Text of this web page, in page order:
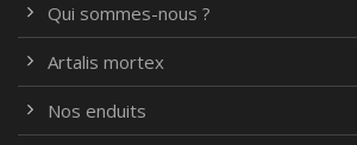
Qui sommes-nous ?
Artalis mortex
Nos enduits